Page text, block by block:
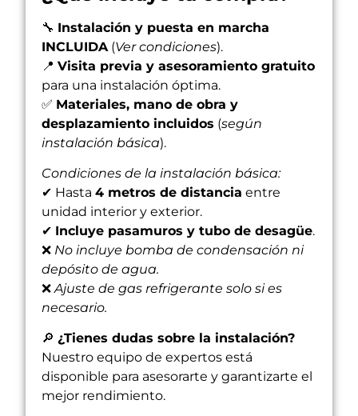
🔧 Instalación y puesta en marcha
INCLUIDA (Ver condiciones).
📍Visita previa y asesoramiento gratuito
para una instalación óptima.
✅ Materiales, mano de obra y
desplazamiento incluidos (según
instalación básica).
Condiciones de la instalación básica:
✔ Hasta4 metros de distancia entre
unidad interior y exterior.
✔ Incluye pasamuros y tubo de desagüe.
❌ No incluye bomba de condensación ni
depósito de agua.
❌Ajuste de gas refrigerante solo si es
necesario.
🔎¿Tienes dudas sobre la instalación?
Nuestro equipo de expertos está
disponible para asesorarte y garantizarte el
mejor rendimiento.